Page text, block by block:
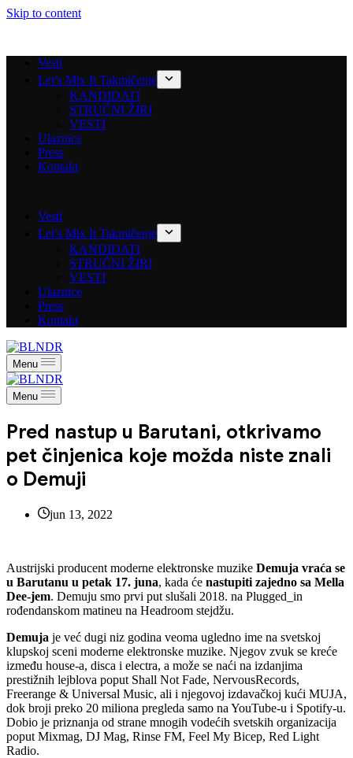
Skip to content
Vesti
Let’s Mix It Takmičenje
KANDIDATI
STRUČNI ŽIRI
VESTI
Ulaznice
Press
Kontakt
Vesti
Let’s Mix It Takmičenje
KANDIDATI
STRUČNI ŽIRI
VESTI
Ulaznice
Press
Kontakt
Menu
Menu
Pred nastup u Barutani, otkrivamo
pet činjenica koje možda niste znali
o Demuji
jun 13, 2022
Austrijski producent moderne elektronske muzike Demuja vraća se
u Barutanu u petak 17. juna, kada će nastupiti zajedno sa Mella
Dee-jem. Demuju smo prvi put slušali 2018. na Plugged_in
rođendanskom matineu na Headroom stejdžu.
Demuja je već dugi niz godina veoma ugledno ime na svetskoj
klupskoj sceni moderne elektronske muzike. Njegov zvuk se kreće
između house-a, disca i electra, a može se naći na izdanjima
prestižnih lejblova poput Shall Not Fade, NervousRecords,
Freerange & Universal Music, ali i njegovoj izdavačkoj kući MUJA,
dok broji preko 20 miliona pregleda samo na YouTube-u i Spotify-u.
Dobio je priznanja od strane mnogih vodećih svetskih organizacija
poput Mixmag, DJ Mag, Rinse FM, Feel My Bicep, Red Light
Radio.